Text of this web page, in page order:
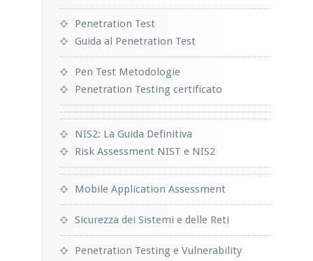
Penetration Test
Guida al Penetration Test
Pen Test Metodologie
Penetration Testing certificato
NIS2: La Guida Definitiva
Risk Assessment NIST e NIS2
Mobile Application Assessment
Sicurezza dei Sistemi e delle Reti
Penetration Testing e Vulnerability